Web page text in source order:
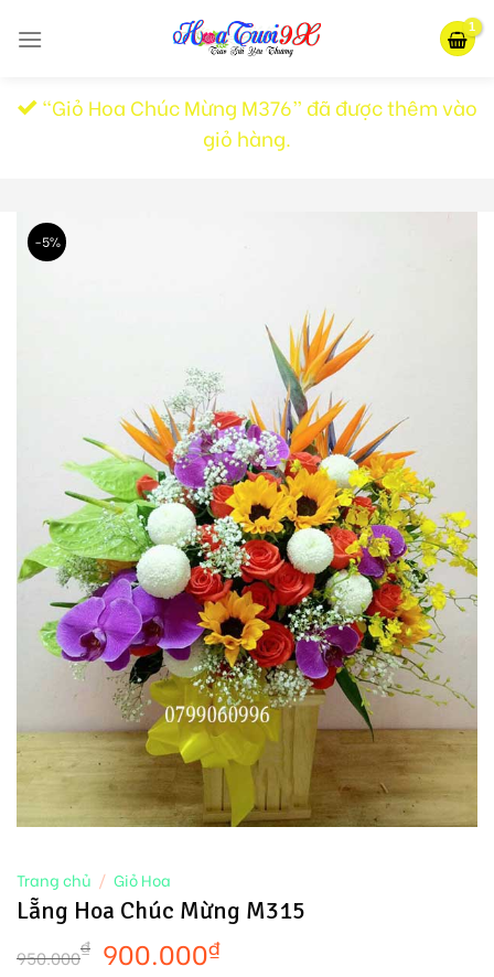
“Giỏ Hoa Chúc Mừng M376” đã được thêm vào
giỏ hàng.
-5%
Trang chủ / Giỏ Hoa
Lẵng Hoa Chúc Mừng M315
950.000₫ 900.000₫